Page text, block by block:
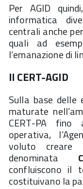
Per AGID
informatica
centrali anche
quali ad
l’emanazione di
Il CERT-AGID
Sulla base delle
maturate
CERT-PA
operativa,
voluto creare
denominata
confluiscono il
costituivano la